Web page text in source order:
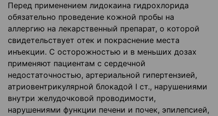
Перед применением лидокаина гидрохлорида
обязательно проведение кожной пробы на
аллергию на лекарственный препарат, о которой
свидетельствует отек и покраснение места
инъекции. С осторожностью и в меньших дозах
применяют пациентам с сердечной
недостаточностью, артериальной гипертензией,
атриовентрикулярной блокадой I ст., нарушениями
внутри желудочковой проводимости,
нарушениями функции печени и почек, эпилепсией,